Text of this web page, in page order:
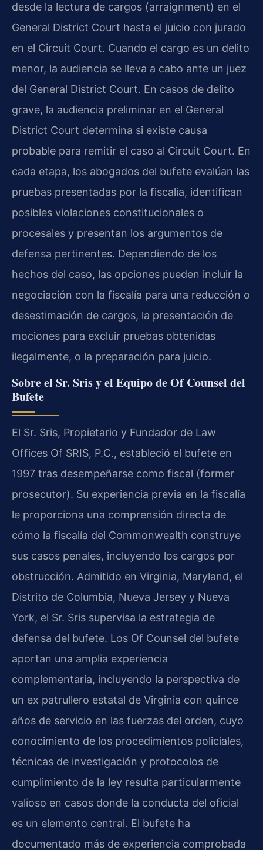
desde la lectura de cargos (arraignment) en el
General District Court hasta el juicio con jurado
en el Circuit Court. Cuando el cargo es un delito
menor, la audiencia se lleva a cabo ante un juez
del General District Court. En casos de delito
grave, la audiencia preliminar en el General
District Court determina si existe causa
probable para remitir el caso al Circuit Court. En
cada etapa, los abogados del bufete evalúan las
pruebas presentadas por la fiscalía, identifican
posibles violaciones constitucionales o
procesales y presentan los argumentos de
defensa pertinentes. Dependiendo de los
hechos del caso, las opciones pueden incluir la
negociación con la fiscalía para una reducción o
desestimación de cargos, la presentación de
mociones para excluir pruebas obtenidas
ilegalmente, o la preparación para juicio.
Sobre el Sr. Sris y el Equipo de Of Counsel del
Bufete
El Sr. Sris, Propietario y Fundador de Law
Offices Of SRIS, P.C., estableció el bufete en
1997 tras desempeñarse como fiscal (former
prosecutor). Su experiencia previa en la fiscalía
le proporciona una comprensión directa de
cómo la fiscalía del Commonwealth construye
sus casos penales, incluyendo los cargos por
obstrucción. Admitido en Virginia, Maryland, el
Distrito de Columbia, Nueva Jersey y Nueva
York, el Sr. Sris supervisa la estrategia de
defensa del bufete. Los Of Counsel del bufete
aportan una amplia experiencia
complementaria, incluyendo la perspectiva de
un ex patrullero estatal de Virginia con quince
años de servicio en las fuerzas del orden, cuyo
conocimiento de los procedimientos policiales,
técnicas de investigación y protocolos de
cumplimiento de la ley resulta particularmente
valioso en casos donde la conducta del oficial
es un elemento central. El bufete ha
documentado más de experiencia comprobada